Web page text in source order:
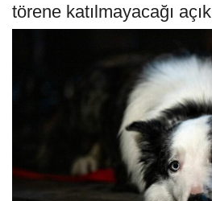
törene katılmayacağı